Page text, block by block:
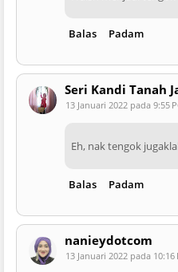
Balas Padam
Seri Kandi Tanah
13 Januari 2022 pada 9:55
Eh, nak tengok
Balas Padam
nanieydotcom
13 Januari 2022 pada 10:16